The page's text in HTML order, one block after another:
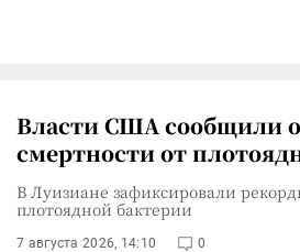
Власти США сообщили
смертности от
В Луизиане зафиксировали
плотоядной бактерии
7 августа 2026, 14:10 0